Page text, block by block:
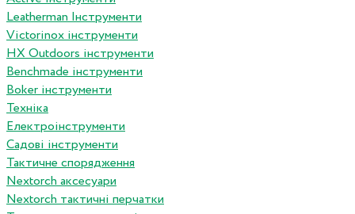
Leatherman Інструменти
Victorinox інструменти
HX Outdoors інструменти
Benchmade інструменти
Boker інструменти
Техніка
Електроінструменти
Садові інструменти
Тактичне спорядження
Nextorch аксесуари
Nextorch тактичні перчатки